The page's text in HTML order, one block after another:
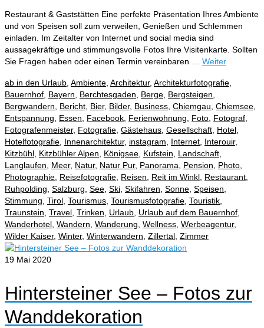
Restaurant & Gaststätten Eine perfekte Präsentation Ihres Ambiente
und von Speisen soll zum verweilen, Genießen und Schlemmen
einladen. Im Zeitalter von Internet und social media sind
aussagekräftige und stimmungsvolle Fotos Ihre Visitenkarte. Sollten
Sie Fragen haben oder einen Termin vereinbaren … Weiter
ab in den Urlaub, Ambiente, Architektur, Architekturfotografie,
Bauernhof, Bayern, Berchtesgaden, Berge, Bergsteigen,
Bergwandern, Bericht, Bier, Bilder, Business, Chiemgau, Chiemsee,
Entspannung, Essen, Facebook, Ferienwohnung, Foto, Fotograf,
Fotografenmeister, Fotografie, Gästehaus, Gesellschaft, Hotel,
Hotelfotografie, Innenarchitektur, instagram, Internet, Interouir,
Kitzbühl, Kitzbühler Alpen, Königsee, Kufstein, Landschaft,
Langlaufen, Meer, Natur, Natur Pur, Panorama, Pension, Photo,
Photographie, Reisefotografie, Reisen, Reit im Winkl, Restaurant,
Ruhpolding, Salzburg, See, Ski, Skifahren, Sonne, Speisen,
Stimmung, Tirol, Tourismus, Tourismusfotografie, Touristik,
Traunstein, Travel, Trinken, Urlaub, Urlaub auf dem Bauernhof,
Wanderhotel, Wandern, Wanderung, Wellness, Werbeagentur,
Wilder Kaiser, Winter, Winterwandern, Zillertal, Zimmer
19 Mai 2020
Hintersteiner See – Fotos zur
Wanddekoration